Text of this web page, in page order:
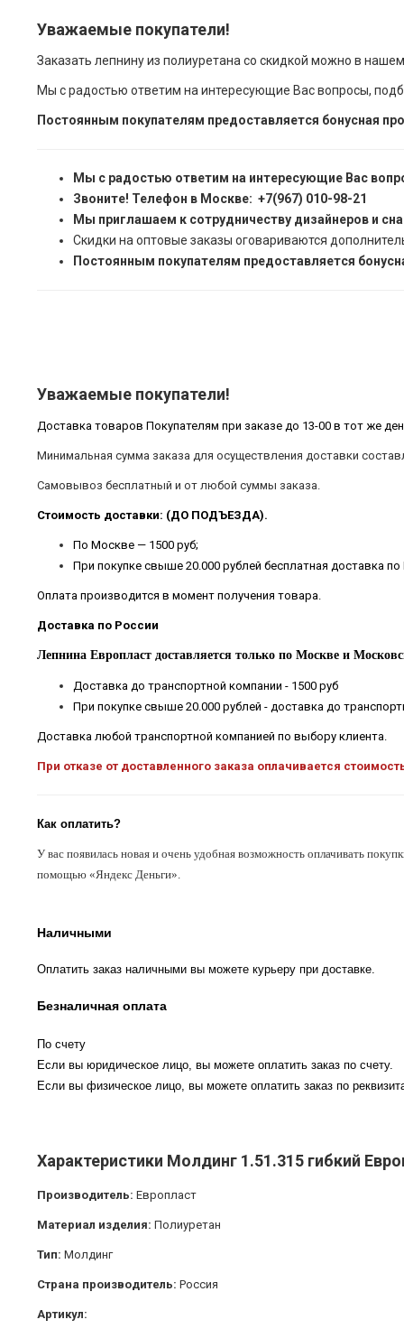
Уважаемые покупатели!
Заказать лепнину из полиуретана со скидкой можно в
Мы с радостью ответим на интересующие Вас вопросы,
Постоянным покупателям предоставляется бонусная
Мы с радостью ответим на интересующие Вас
Звоните! Телефон в Москве: +7(967) 010-98-21
Мы приглашаем к сотрудничеству дизайнеров и
Скидки на оптовые заказы оговариваются
Постоянным покупателям предоставляется
Уважаемые покупатели!
Доставка товаров Покупателям при заказе до 13-00 в тот же
Минимальная сумма заказа для осуществления доставки
Самовывоз бесплатный и от любой суммы заказа.
Стоимость доставки: (ДО ПОДЪЕЗДА).
По Москве — 1500 руб;
При покупке свыше 20.000 рублей бесплатная доставка
Оплата производится в момент получения товара.
Доставка по России
Лепнина Европласт доставляется только по Москве и
Доставка до транспортной компании - 1500 руб
При покупке свыше 20.000 рублей - доставка до
Доставка любой транспортной компанией по выбору клиента.
При отказе от доставленного заказа оплачивается
Как оплатить?
У вас появилась новая и очень удобная возможность оплачивать
помощью «Яндекс Деньги».
Наличными
Оплатить заказ наличными вы можете курьеру при доставке.
Безналичная оплата
По счету
Если вы юридическое лицо, вы можете оплатить заказ по счету.
Если вы физическое лицо, вы можете оплатить заказ по
Характеристики Молдинг 1.51.315 гибкий
Производитель: Европласт
Материал изделия: Полиуретан
Тип: Молдинг
Страна производитель: Россия
Артикул: